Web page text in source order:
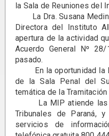
la Sala de Reuniones del
La Dra. Susana
Directora del Instituto
apertura de la actividad
Acuerdo General Nº
pasado.
En la oportunidad la
de la Sala Penal del
temática de la Tramitación
La MIP atiende las
Tribunales de Paraná,
servicios de